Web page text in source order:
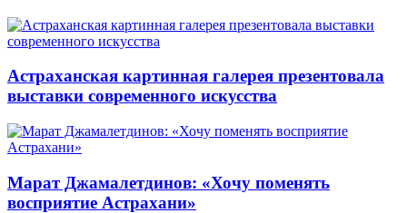
Астраханская картинная галерея презентовала
выставки современного искусства
Марат Джамалетдинов: «Хочу поменять
восприятие Астрахани»